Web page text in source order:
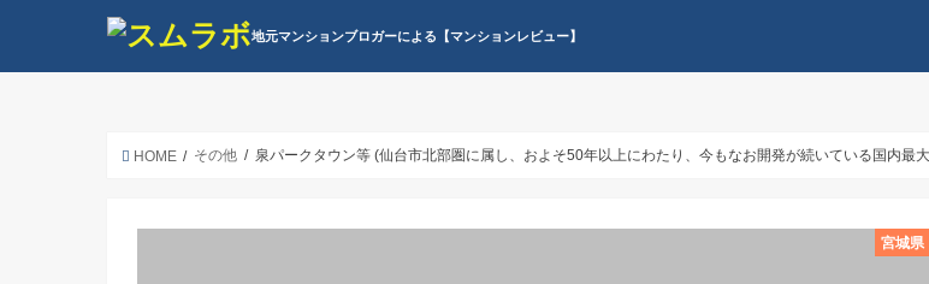
地元マンションブロガーによる【マンションレビュー】
HOME その他 泉パークタウン等 (仙台市北部圏に属し、およそ50年以上にわたり、今もなお開発が続いている国内最
宮城県